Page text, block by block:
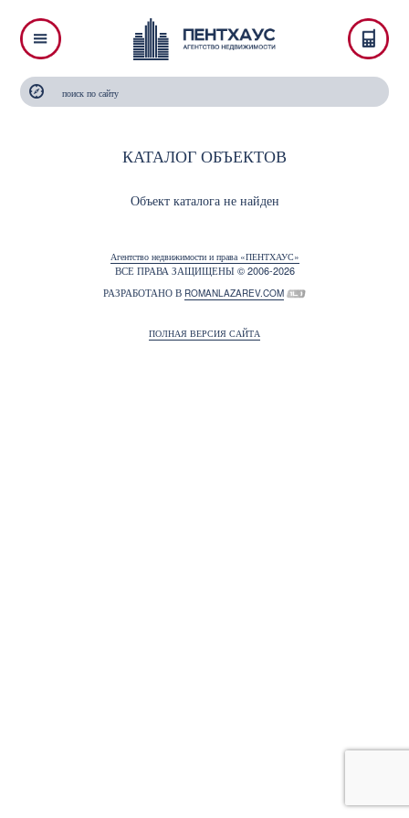
КАТАЛОГ ОБЪЕКТОВ
Объект каталога не найден
Агентство недвижимости и права «ПЕНТХАУС»
ВСЕ ПРАВА ЗАЩИЩЕНЫ © 2006-2026
РАЗРАБОТАНО В ROMANLAZAREV.COM
ПОЛНАЯ ВЕРСИЯ САЙТА